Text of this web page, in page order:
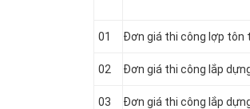
01 Đơn giá thi công lợp tôn
02 Đơn giá thi công lắp
03 Đơn giá thi công lắp